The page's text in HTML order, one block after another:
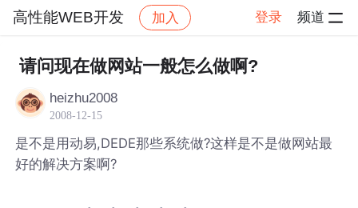
高性能WEB开发 加入 登录 频道
社区 高性能WEB开发 帖子详情
请问现在做网站一般怎么做啊?
heizhu2008
2008-12-15
是不是用动易,DEDE那些系统做?这样是不是做网站最
好的解决方案啊?